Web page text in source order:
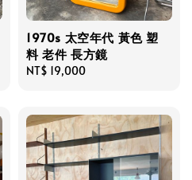
1970s 太空年代 黃色 塑
料 老件 長方鏡
Regular
NT$ 19,000